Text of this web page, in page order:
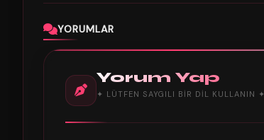
YORUMLAR
Yorum Yap
✦ LÜTFEN SAYGILI BIR DIL KULLANIN ✦